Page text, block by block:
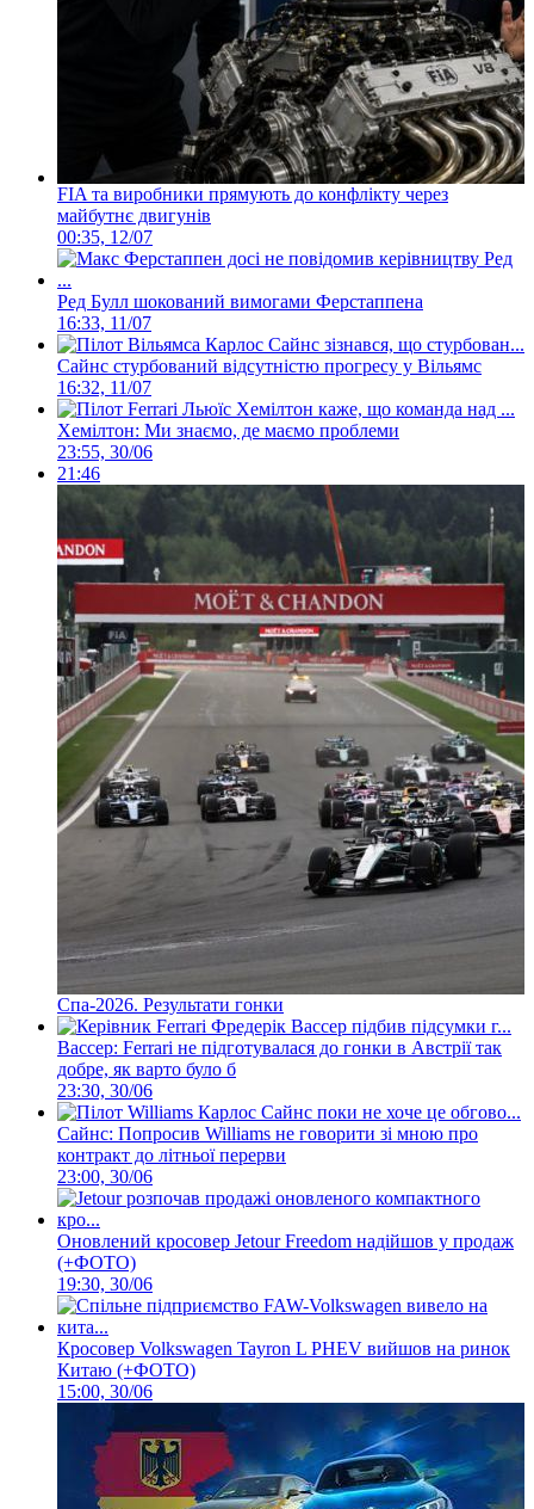
FIA та виробники прямують до конфлікту через
майбутнє двигунів
00:35, 12/07
Ред Булл шокований вимогами Ферстаппена
16:33, 11/07
Сайнс стурбований відсутністю прогресу у Вільямс
16:32, 11/07
Хемілтон: Ми знаємо, де маємо проблеми
23:55, 30/06
21:46
Спа-2026. Результати гонки
Вассер: Ferrari не підготувалася до гонки в Австрії так
добре, як варто було б
23:30, 30/06
Сайнс: Попросив Williams не говорити зі мною про
контракт до літньої перерви
23:00, 30/06
Оновлений кросовер Jetour Freedom надійшов у продаж
(+ФОТО)
19:30, 30/06
Кросовер Volkswagen Tayron L PHEV вийшов на ринок
Китаю (+ФОТО)
15:00, 30/06